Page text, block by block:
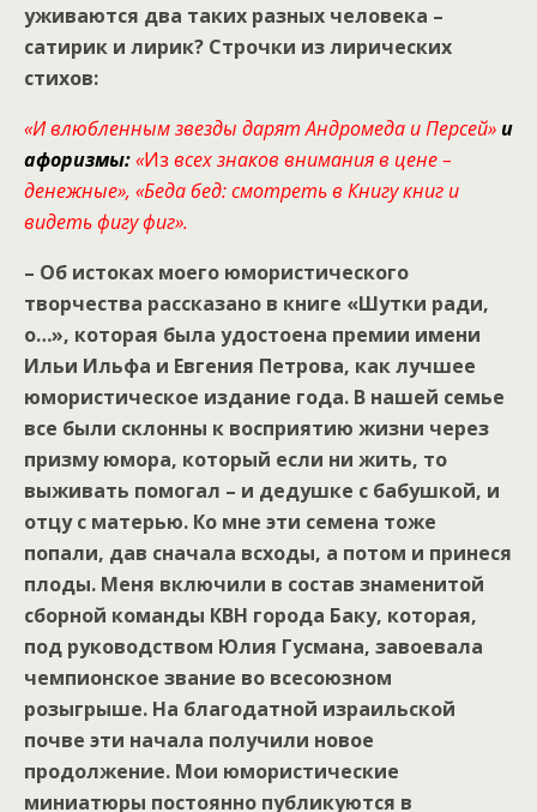
уживаются два таких разных человека –
сатирик и лирик? Строчки из лирических
стихов:
«И влюбленным звезды дарят Андромеда и Персей» и
афоризмы:«Из всех знаков внимания в цене –
денежные», «Беда бед: смотреть в Книгу книг и
видеть фигу фиг».
– Об истоках моего юмористического
творчества рассказано в книге «Шутки ради,
о…», которая была удостоена премии имени
Ильи Ильфа и Евгения Петрова, как лучшее
юмористическое издание года. В нашей семье
все были склонны к восприятию жизни через
призму юмора, который если ни жить, то
выживать помогал – и дедушке с бабушкой, и
отцу с матерью. Ко мне эти семена тоже
попали, дав сначала всходы, а потом и принеся
плоды. Меня включили в состав знаменитой
сборной команды КВН города Баку, которая,
под руководством Юлия Гусмана, завоевала
чемпионское звание во всесоюзном
розыгрыше. На благодатной израильской
почве эти начала получили новое
продолжение. Мои юмористические
миниатюры постоянно публикуются в